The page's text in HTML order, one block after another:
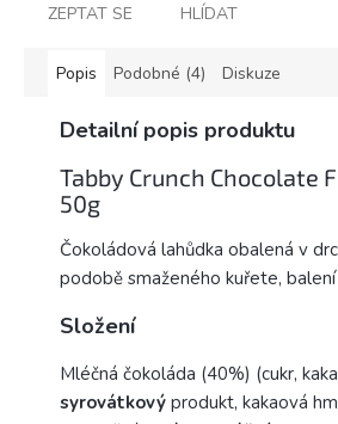
ZEPTAT SE HLÍDAT
Popis Podobné (4) Diskuze
Detailní popis produktu
Tabby Crunch Chocolate
50g
Čokoládová lahůdka obalená v
podobě smaženého kuřete,
Složení
Mléčná čokoláda (40%) (cukr,
syrovátkový produkt, kakaová